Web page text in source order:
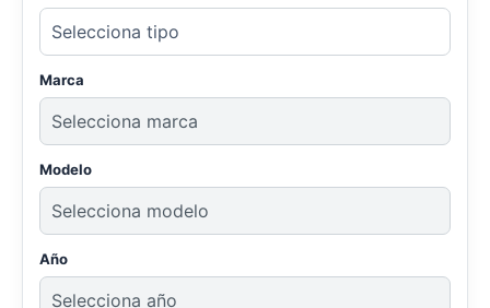
Marca
Modelo
Año